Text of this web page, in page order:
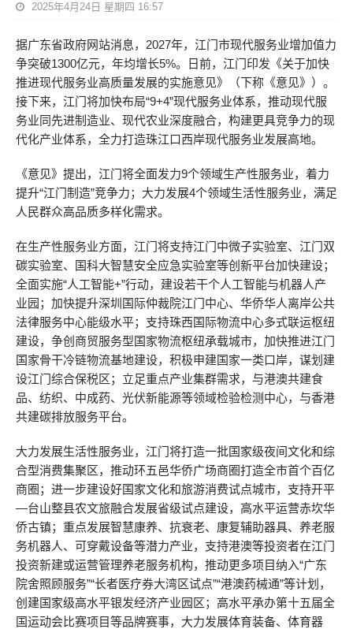
2025年4月24日 星期四 16:57
据广东省政府网站消息，2027年，江门市现代服务业增加值力
争突破1300亿元，年均增长5%。日前，江门印发《关于加快
推进现代服务业高质量发展的实施意见》（下称《意见》）。
接下来，江门将加快布局“9+4”现代服务业体系，推动现代服
务业同先进制造业、现代农业深度融合，构建更具竞争力的现
代化产业体系，全力打造珠江口西岸现代服务业发展高地。
《意见》提出，江门将全面发力9个领域生产性服务业，着力
提升“江门制造”竞争力；大力发展4个领域生活性服务业，满足
人民群众高品质多样化需求。
在生产性服务业方面，江门将支持江门中微子实验室、江门双
碳实验室、国科大智慧安全应急实验室等创新平台加快建设；
全面实施“人工智能+”行动，建设若干个人工智能与机器人产
业园；加快提升深圳国际仲裁院江门中心、华侨华人离岸公共
法律服务中心能级水平；支持珠西国际物流中心多式联运枢纽
建设，争创商贸服务型国家物流枢纽承载城市，加快推进江门
国家骨干冷链物流基地建设，积极申建国家一类口岸，谋划建
设江门综合保税区；立足重点产业集群需求，与港澳共建食
品、纺织、中成药、光伏新能源等领域检验检测中心，与香港
共建碳排放服务平台。
大力发展生活性服务业，江门将打造一批国家级夜间文化和综
合型消费集聚区，推动环五邑华侨广场商圈打造全市首个百亿
商圈；进一步建设好国家文化和旅游消费试点城市，支持开平
—台山整县农文旅融合发展省级试点建设，高水平运营赤坎华
侨古镇；重点发展智慧康养、抗衰老、康复辅助器具、养老服
务机器人、可穿戴设备等潜力产业，支持港澳等投资者在江门
投资新建或运营管理养老服务机构，推动更多项目纳入“广东
院舍照顾服务”“长者医疗券大湾区试点”“港澳药械通”等计划，
创建国家级高水平银发经济产业园区；高水平承办第十五届全
国运动会比赛项目等品牌赛事，大力发展体育装备、体育器